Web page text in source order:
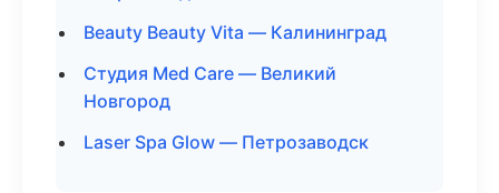
Beauty Beauty Vita — Калининград
Студия Med Care — Великий
Новгород
Laser Spa Glow — Петрозаводск